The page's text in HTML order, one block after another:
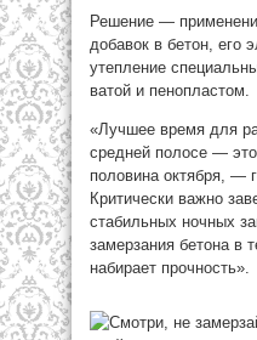
Решение —
добавок в бетон, его
утепление
ватой и пенопластом.
«Лучшее время для
средней полосе —
половина октября, —
Критически важно
стабильных ночных
замерзания бетона в
набирает прочность».